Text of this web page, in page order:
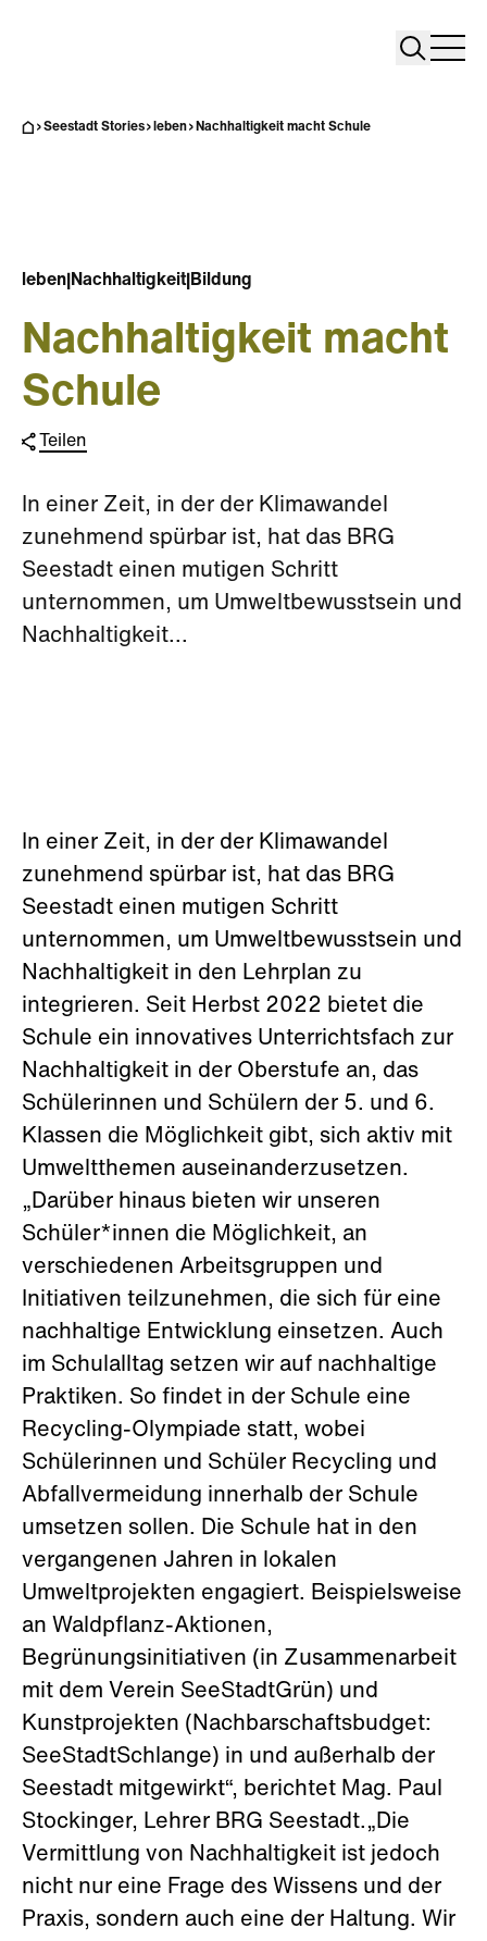
Search
Seestadt Stories leben Nachhaltigkeit macht Schule
leben Nachhaltigkeit| Bildung
Nachhaltigkeit macht
Schule
Teilen
In einer Zeit, in der der Klimawandel
zunehmend spürbar ist, hat das BRG
Seestadt einen mutigen Schritt
unternommen, um Umweltbewusstsein und
Nachhaltigkeit...
In einer Zeit, in der der Klimawandel
zunehmend spürbar ist, hat das BRG
Seestadt einen mutigen Schritt
unternommen, um Umweltbewusstsein und
Nachhaltigkeit in den Lehrplan zu
integrieren. Seit Herbst 2022 bietet die
Schule ein innovatives Unterrichtsfach zur
Nachhaltigkeit in der Oberstufe an, das
Schülerinnen und Schülern der 5. und 6.
Klassen die Möglichkeit gibt, sich aktiv mit
Umweltthemen auseinanderzusetzen.
„Darüber hinaus bieten wir unseren
Schüler*innen die Möglichkeit, an
verschiedenen Arbeitsgruppen und
Initiativen teilzunehmen, die sich für eine
nachhaltige Entwicklung einsetzen. Auch
im Schulalltag setzen wir auf nachhaltige
Praktiken. So findet in der Schule eine
Recycling-Olympiade statt, wobei
Schülerinnen und Schüler Recycling und
Abfallvermeidung innerhalb der Schule
umsetzen sollen. Die Schule hat in den
vergangenen Jahren in lokalen
Umweltprojekten engagiert. Beispielsweise
an Waldpflanz-Aktionen,
Begrünungsinitiativen (in Zusammenarbeit
mit dem Verein SeeStadtGrün) und
Kunstprojekten (Nachbarschaftsbudget:
SeeStadtSchlange) in und außerhalb der
Seestadt mitgewirkt“, berichtet Mag. Paul
Stockinger, Lehrer BRG Seestadt.„Die
Vermittlung von Nachhaltigkeit ist jedoch
nicht nur eine Frage des Wissens und der
Praxis, sondern auch eine der Haltung. Wir